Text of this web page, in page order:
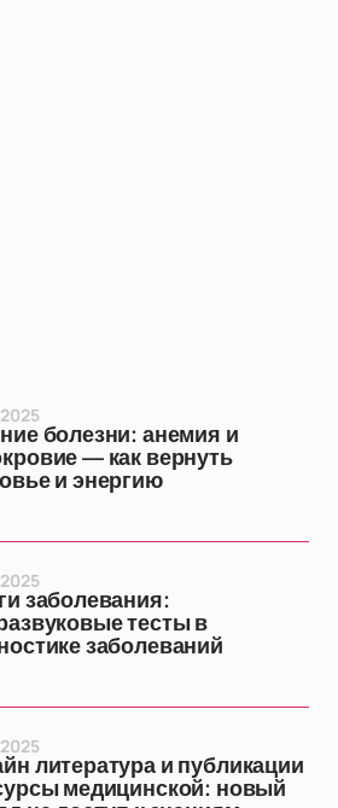
болезни: анемия и
— как вернуть
и энергию
заболевания:
тесты в
заболеваний
литература и публикации
медицинской: новый